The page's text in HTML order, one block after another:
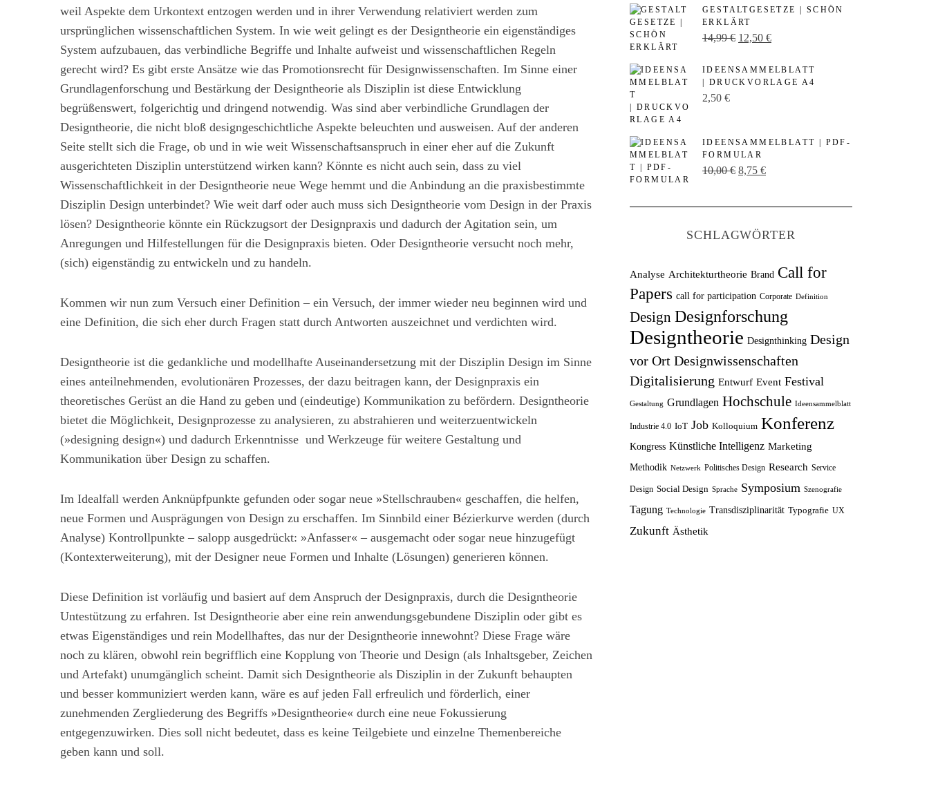
weil Aspekte dem Urkontext entzogen werden und in ihrer Verwendung relativiert werden zum
ursprünglichen wissenschaftlichen System. In wie weit gelingt es der Designtheorie ein eigenständiges
System aufzubauen, das verbindliche Begriffe und Inhalte aufweist und wissenschaftlichen Regeln
gerecht wird? Es gibt erste Ansätze wie das Promotionsrecht für Designwissenschaften. Im Sinne einer
Grundlagenforschung und Bestärkung der Designtheorie als Disziplin ist diese Entwicklung
begrüßenswert, folgerichtig und dringend notwendig. Was sind aber verbindliche Grundlagen der
Designtheorie, die nicht bloß designgeschichtliche Aspekte beleuchten und ausweisen. Auf der anderen
Seite stellt sich die Frage, ob und in wie weit Wissenschaftsanspruch in einer eher auf die Zukunft
ausgerichteten Disziplin unterstützend wirken kann? Könnte es nicht auch sein, dass zu viel
Wissenschaftlichkeit in der Designtheorie neue Wege hemmt und die Anbindung an die praxisbestimmte
Disziplin Design unterbindet? Wie weit darf oder auch muss sich Designtheorie vom Design in der Praxis
lösen? Designtheorie könnte ein Rückzugsort der Designpraxis und dadurch der Agitation sein, um
Anregungen und Hilfestellungen für die Designpraxis bieten. Oder Designtheorie versucht noch mehr,
(sich) eigenständig zu entwickeln und zu handeln.
Kommen wir nun zum Versuch einer Definition – ein Versuch, der immer wieder neu beginnen wird und
eine Definition, die sich eher durch Fragen statt durch Antworten auszeichnet und verdichten wird.
Designtheorie ist die gedankliche und modellhafte Auseinandersetzung mit der Disziplin Design im Sinne
eines anteilnehmenden, evolutionären Prozesses, der dazu beitragen kann, der Designpraxis ein
theoretisches Gerüst an die Hand zu geben und (eindeutige) Kommunikation zu befördern. Designtheorie
bietet die Möglichkeit, Designprozesse zu analysieren, zu abstrahieren und weiterzuentwickeln
(»designing design«) und dadurch Erkenntnisse und Werkzeuge für weitere Gestaltung und
Kommunikation über Design zu schaffen.
Im Idealfall werden Anknüpfpunkte gefunden oder sogar neue »Stellschrauben« geschaffen, die helfen,
neue Formen und Ausprägungen von Design zu erschaffen. Im Sinnbild einer Bézierkurve werden (durch
Analyse) Kontrollpunkte – salopp ausgedrückt: »Anfasser« – ausgemacht oder sogar neue hinzugefügt
(Kontexterweiterung), mit der Designer neue Formen und Inhalte (Lösungen) generieren können.
Diese Definition ist vorläufig und basiert auf dem Anspruch der Designpraxis, durch die Designtheorie
Untestützung zu erfahren. Ist Designtheorie aber eine rein anwendungsgebundene Disziplin oder gibt es
etwas Eigenständiges und rein Modellhaftes, das nur der Designtheorie innewohnt? Diese Frage wäre
noch zu klären, obwohl rein begrifflich eine Kopplung von Theorie und Design (als Inhaltsgeber, Zeichen
und Artefakt) unumgänglich scheint. Damit sich Designtheorie als Disziplin in der Zukunft behaupten
und besser kommuniziert werden kann, wäre es auf jeden Fall erfreulich und förderlich, einer
zunehmenden Zergliederung des Begriffs »Designtheorie« durch eine neue Fokussierung
entgegenzuwirken. Dies soll nicht bedeutet, dass es keine Teilgebiete und einzelne Themenbereiche
geben kann und soll.
GESTALTGESETZE | SCHÖN
ERKLÄRT
14,99€ U
s
n
g
i
c
e
e
i
s
w
a
r
1
12,50 €A
t
P
r
i
t
:
1
2
,
5
0
IDEENSAMMELBLATT
| DRUCKVORLAGE A4
2,50 €
IDEENSAMMELBLATT | PDF-
FORMULAR
10,00€ U
s
l
i
c
h
e
P
8,75 €A
t
r
P
r
e
i
s
:
SCHLAGWÖRTER
Analyse Architekturtheorie Brand Call for
Papers call for participation Corporate Definition
Design Designforschung
Designtheorie Designthinking Design
vor Ort Designwissenschaften
Digitalisierung Entwurf Event Festival
Gestaltung Grundlagen Hochschule Ideensammelblatt
Industrie 4.0 IoT Job Kolloquium Konferenz
Kongress Künstliche Intelligenz Marketing
Methodik Netzwerk Politisches Design Research Service
Design Social Design Sprache Symposium Szenografie
Tagung Technologie Transdisziplinarität Typografie UX
Zukunft Ästhetik
S
c
h
e
n
c
h
: